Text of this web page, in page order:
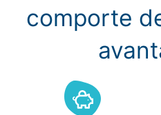
comporte